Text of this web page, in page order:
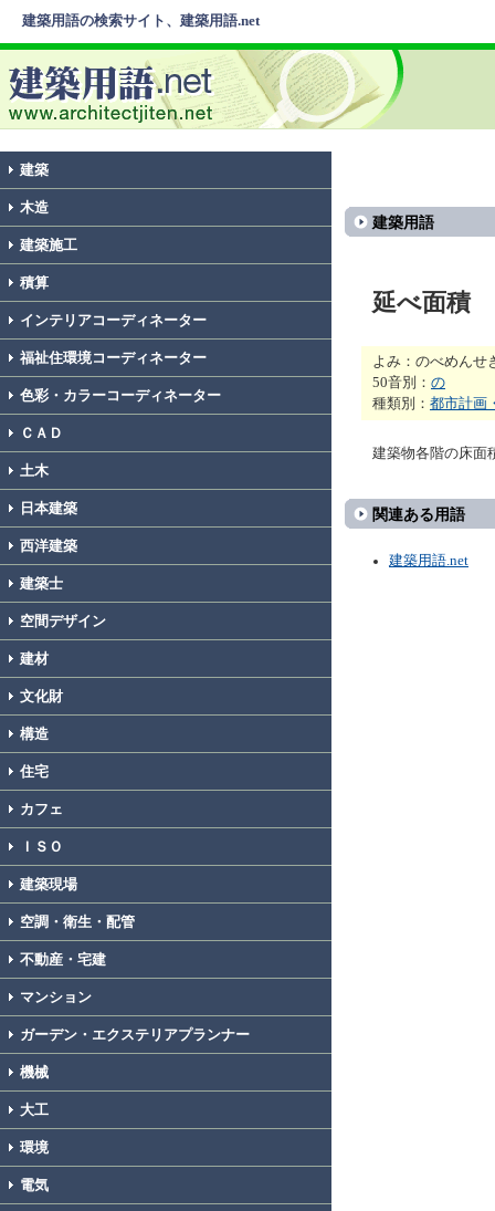
建築用語の検索サイト、建築用語.net
建築
木造
建築施工
積算
インテリアコーディネーター
福祉住環境コーディネーター
色彩・カラーコーディネーター
ＣＡＤ
土木
日本建築
西洋建築
建築士
空間デザイン
建材
文化財
構造
住宅
カフェ
ＩＳＯ
建築現場
空調・衛生・配管
不動産・宅建
マンション
ガーデン・エクステリアプランナー
機械
大工
環境
電気
建築用語
延べ面積
よみ：のべめんせ
50音別： の
種類別： 都市計画
建築物各階の床
関連ある用語
建築用語.net